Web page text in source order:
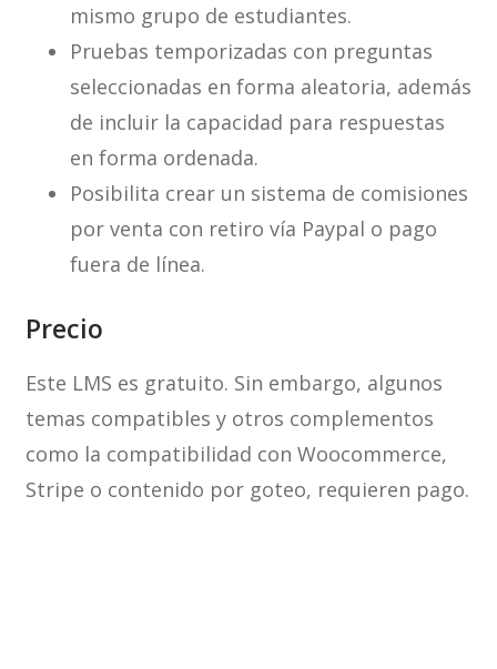
mismo grupo de estudiantes.
Pruebas temporizadas con preguntas
seleccionadas en forma aleatoria, además
de incluir la capacidad para respuestas
en forma ordenada.
Posibilita crear un sistema de comisiones
por venta con retiro vía Paypal o pago
fuera de línea.
Precio
Este LMS es gratuito. Sin embargo, algunos
temas compatibles y otros complementos
como la compatibilidad con Woocommerce,
Stripe o contenido por goteo, requieren pago.